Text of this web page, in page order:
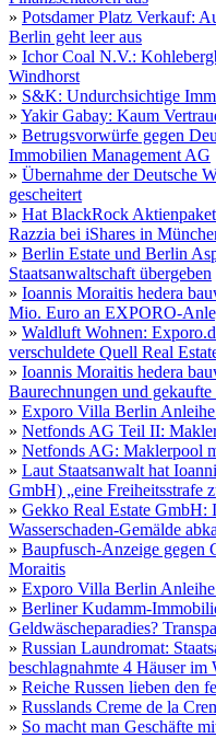
» Potsdamer Platz Verkauf:
Berlin geht leer aus
» Ichor Coal N.V.:
Windhorst
» S&K: Undurchsichtige
» Yakir Gabay: Kaum
» Betrugsvorwürfe gegen
Immobilien Management AG
» Übernahme der Deutsche
gescheitert
» Hat BlackRock
Razzia bei iShares in
» Berlin Estate und Berlin
Staatsanwaltschaft übergeben
» Ioannis Moraitis hedera
Mio. Euro an EXPORO-
» Waldluft Wohnen:
verschuldete Quell Real
» Ioannis Moraitis hedera
Baurechnungen und
» Exporo Villa Berlin
» Netfonds AG Teil II:
» Netfonds AG: Maklerpool
» Laut Staatsanwalt hat
GmbH) „eine Freiheitsstrafe
» Gekko Real Estate GmbH:
Wasserschaden-Gemälde
» Baupfusch-Anzeige gegen
Moraitis
» Exporo Villa Berlin
» Berliner Kudamm-
Geldwäscheparadies?
» Russian Laundromat:
beschlagnahmte 4 Häuser
» Reiche Russen lieben den
» Russlands Creme de la
» So macht man Geschäfte